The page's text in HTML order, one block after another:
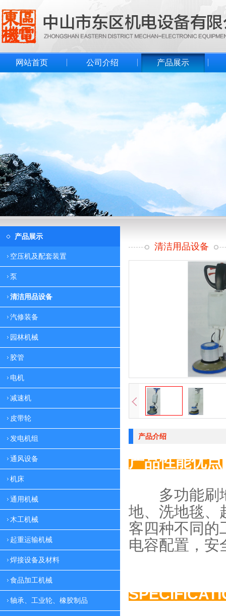
网站首页 公司介绍 产品展示
产品展示
空压机及配套装置
泵
清洁用品设备
汽修装备
园林机械
胶管
电机
减速机
皮带轮
发电机组
通风设备
机床
通用机械
木工机械
起重运输机械
焊接设备及材料
食品加工机械
轴承、工业轮、橡胶制品
清洁用品设备
产品介绍
产品性能优点
多功能刷地
地、 洗地毯、
客四种不同的
电容配置， 安